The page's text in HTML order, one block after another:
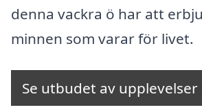
denna vackra ö har att
minnen som varar för livet.
Se utbudet av upplevelser